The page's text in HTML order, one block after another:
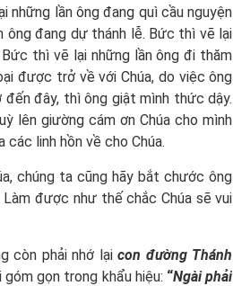
lần ông đang quì cầu nguyện
ông đang dự thánh lễ. Bức thì vẽ lại
thì vẽ lại những lần ông đi thăm
được trở về với Chúa, do việc ông
đây, thì ông giật mình thức dậy.
lên giường cám ơn Chúa cho mình
linh hồn về cho Chúa.
chúng ta cũng hãy bắt chước ông
được như thế chắc Chúa sẽ vui
còn phải nhớ lạicon đường Thánh
gọn trong khẩu hiệu: “Ngài phải